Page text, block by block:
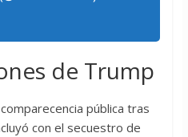
de Trump
pública tras
con el secuestro de